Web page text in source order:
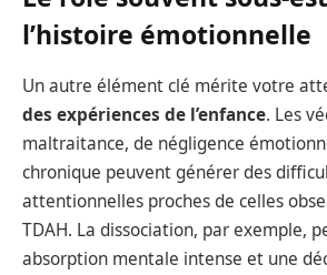
l’histoire émotionnelle
Un autre élément clé mérite votre
des expériences de l’enfance. Les
maltraitance, de négligence
chronique peuvent générer des
attentionnelles proches de celles
TDAH. La dissociation, par exemple,
absorption mentale intense et une